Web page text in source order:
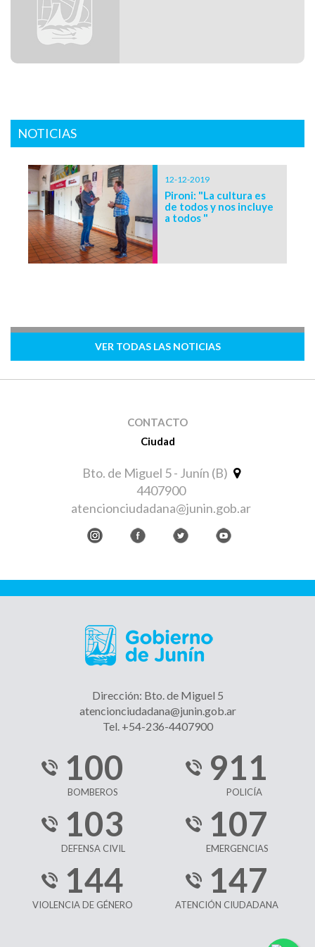
NOTICIAS
12-12-2019
Pironi: "La cultura es
de todos y nos incluye
a todos "
VER TODAS LAS NOTICIAS
CONTACTO
Ciudad
Bto. de Miguel 5 - Junín (B)
4407900
atencionciudadana@junin.gob.ar
Dirección: Bto. de Miguel 5
atencionciudadana@junin.gob.ar
Tel. +54-236-4407900
100
BOMBEROS
911
POLICÍA
103
DEFENSA CIVIL
107
EMERGENCIAS
144
VIOLENCIA DE GÉNERO
147
ATENCIÓN CIUDADANA